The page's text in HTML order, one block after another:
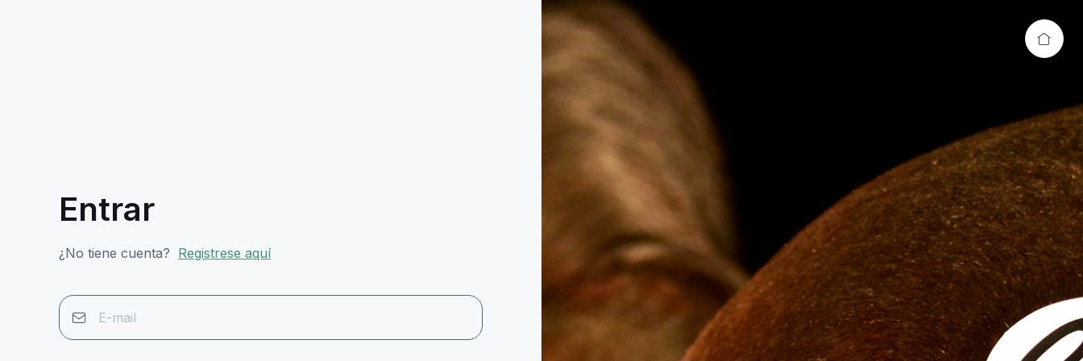
Entrar
¿No tiene cuenta? Registrese aquí